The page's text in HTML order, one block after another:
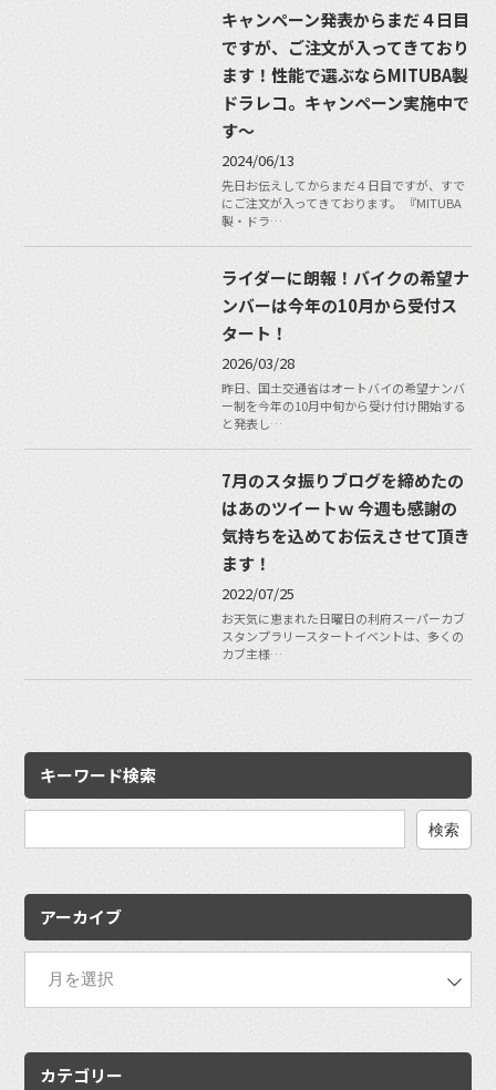
キャンペーン発表からまだ４日目
ですが、ご注文が入ってきており
ます！性能で選ぶならMITUBA製
ドラレコ。キャンペーン実施中で
す〜
2024/06/13
先日お伝えしてからまだ４日目ですが、すで
にご注文が入ってきております。 『MITUBA
製・ドラ…
ライダーに朗報！バイクの希望ナ
ンバーは今年の10月から受付ス
タート！
2026/03/28
昨日、国土交通省はオートバイの希望ナンバ
ー制を今年の10月中旬から受け付け開始する
と発表し…
7月のスタ振りブログを締めたの
はあのツイートｗ 今週も感謝の
気持ちを込めてお伝えさせて頂き
ます！
2022/07/25
お天気に恵まれた日曜日の利府スーパーカブ
スタンプラリースタートイベントは、多くの
カブ主様…
キーワード検索
アーカイブ
カテゴリー